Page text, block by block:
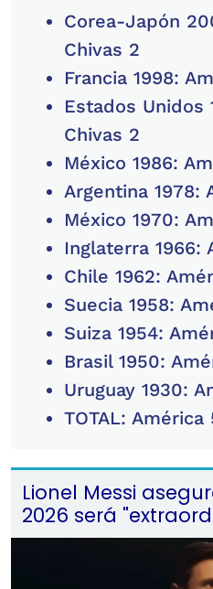
Corea-Japón
Chivas 2
Francia 1998:
Estados Unidos
Chivas 2
México 1986:
Argentina 1978:
México 1970:
Inglaterra 1966:
Chile 1962:
Suecia 1958:
Suiza 1954:
Brasil 1950:
Uruguay 1930:
TOTAL: América
Lionel Messi
2026 será